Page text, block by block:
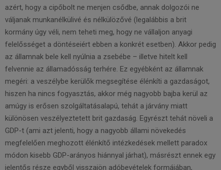
azért, hogy a cipőbolt ne menjen csődbe, annak dolgozói ne
váljanak munkanélkülivé és nélkülözővé (legalábbis a brit
kormány úgy véli, nem teheti meg, hogy ne vállaljon anyagi
felelősséget a döntéseiért ebben a konkrét esetben). Akkor pedig
az államnak bele kell nyúlnia a zsebébe – illetve hitelt kell
felvennie az államadósság terhére. Ez egyébként az államnak
megéri: a veszélybe kerülők megsegítése élénkíti a gazdaságot,
hiszen ha nincs fogyasztás, akkor még nagyobb bajba kerül az
amúgy is erősen szolgáltatásalapú, tehát a járvány miatt
különösen veszélyeztetett brit gazdaság. Egyrészt tehát növeli a
GDP-­t (ami azt jelenti, hogy a nagyobb állami növekedés
megfelelően meghozott élénkítő intézkedések mellett paradox
módon kisebb GDP-­arányos hiánnyal járhat), másrészt ennek egy
jelentős része egyből visszajön adóbevételek formájában,